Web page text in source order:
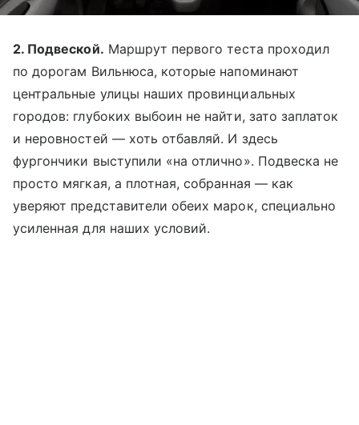
2. Подвеской. Маршрут первого теста проходил
по дорогам Вильнюса, которые напоминают
центральные улицы наших провинциальных
городов: глубоких выбоин не найти, зато заплаток
и неровностей — хоть отбавляй. И здесь
фургончики выступили «на отлично». Подвеска не
просто мягкая, а плотная, собранная — как
уверяют представители обеих марок, специально
усиленная для наших условий.